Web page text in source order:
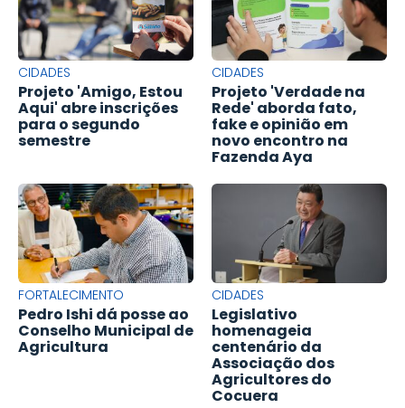
CIDADES
Projeto 'Amigo, Estou
Aqui' abre inscrições
para o segundo
semestre
CIDADES
Projeto 'Verdade na
Rede' aborda fato,
fake e opinião em
novo encontro na
Fazenda Aya
FORTALECIMENTO
Pedro Ishi dá posse ao
Conselho Municipal de
Agricultura
CIDADES
Legislativo
homenageia
centenário da
Associação dos
Agricultores do
Cocuera